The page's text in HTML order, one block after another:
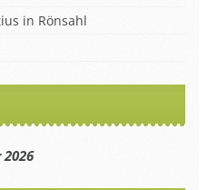
in Rönsahl